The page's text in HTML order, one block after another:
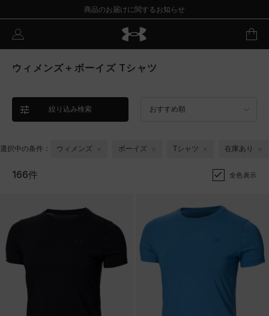
商品のお届けに関するお知らせ
ウィメンズ＋ボーイズ Tシャツ
絞り込み検索 おすすめ順
選択中の条件： ウィメンズ ボーイズ Tシャツ 在庫あり
166件 全色表示